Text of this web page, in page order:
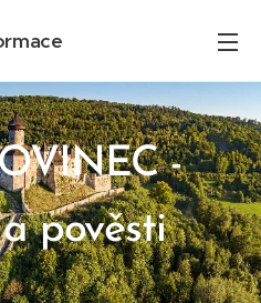
-
pověsti